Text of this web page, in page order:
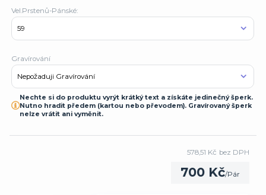
Vel.Prstenů-Pánské:
Gravírování
Nechte si do produktu vyrýt krátký text a získáte jedinečný šperk.
Nutno hradit předem (kartou nebo převodem). Gravírovaný šperk
nelze vrátit ani vyměnit.
700 Kč/Pár
578,51 Kč bez DPH